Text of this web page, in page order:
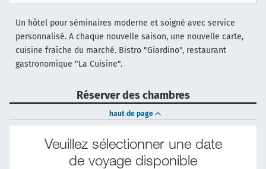
Un hôtel pour séminaires moderne et soigné avec service
personnalisé. A chaque nouvelle saison, une nouvelle carte,
cuisine fraîche du marché. Bistro "Giardino", restaurant
gastronomique "La Cuisine".
Réserver des chambres
haut de page
Veuillez sélectionner une date
de voyage disponible